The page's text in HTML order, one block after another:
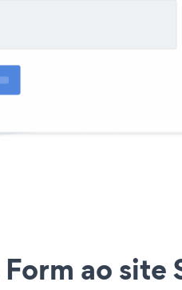
ao site